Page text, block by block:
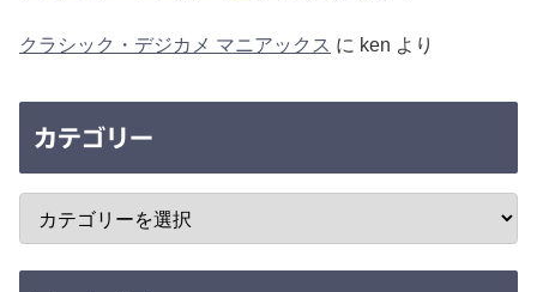
クラシック・デジカメ マニアックス に ken より
カテゴリー